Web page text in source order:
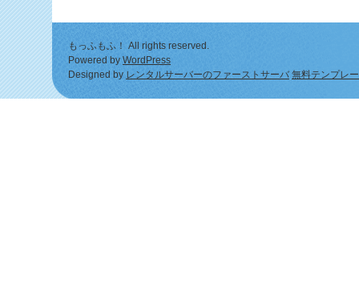
もっふもふ！ All rights reserved.
Powered by WordPress
Designed by レンタルサーバーのファーストサーバ 無料テンプレ